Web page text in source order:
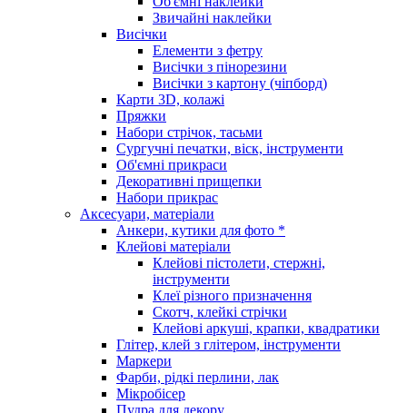
Звичайні наклейки
Висічки
Елементи з фетру
Висічки з пінорезини
Висічки з картону (чіпборд)
Карти 3D, колажі
Пряжки
Набори стрічок, тасьми
Сургучні печатки, віск, інструменти
Об'ємні прикраси
Декоративні прищепки
Набори прикрас
Аксесуари, матеріали
Анкери, кутики для фото *
Клейові матеріали
Клейові пістолети, стержні,
інструменти
Клеї різного призначення
Скотч, клейкі стрічки
Клейові аркуші, крапки, квадратики
Глітер, клей з глітером, інструменти
Маркери
Фарби, рідкі перлини, лак
Мікробісер
Пудра для декору